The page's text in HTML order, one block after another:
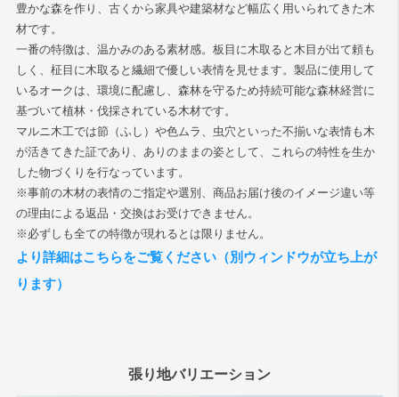
豊かな森を作り、古くから家具や建築材など幅広く用いられてきた木
材です。
一番の特徴は、温かみのある素材感。板目に木取ると木目が出て頼も
しく、柾目に木取ると繊細で優しい表情を見せます。製品に使用して
いるオークは、環境に配慮し、森林を守るため持続可能な森林経営に
基づいて植林・伐採されている木材です。
マルニ木工では節（ふし）や色ムラ、虫穴といった不揃いな表情も木
が活きてきた証であり、ありのままの姿として、これらの特性を生か
した物づくりを行なっています。
※事前の木材の表情のご指定や選別、商品お届け後のイメージ違い等
の理由による返品・交換はお受けできません。
※必ずしも全ての特徴が現れるとは限りません。
より詳細はこちらをご覧ください（別ウィンドウが立ち上が
ります）
張り地バリエーション